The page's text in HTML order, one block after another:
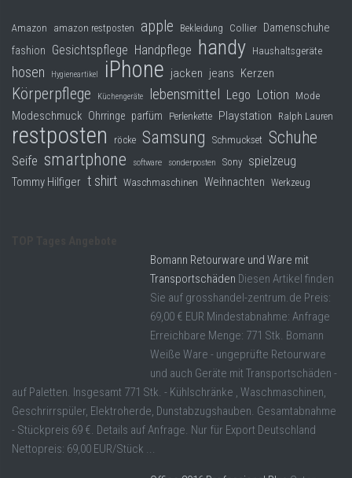
Amazon amazon restposten apple Bekleidung Collier Damenschuhe
fashion Gesichtspflege Handpflege handy Haushaltsgeräte
hosen Hygieneartikel iPhone jacken jeans Kerzen
Körperpflege Küchengeräte lebensmittel Lego Lotion Mode
Modeschmuck Ohrringe parfüm Perlenkette Playstation Ralph Lauren
restposten röcke Samsung Schmuckset Schuhe
Seife smartphone software sonderposten Sony spielzeug
Tommy Hilfiger t shirt Waschmaschinen Weihnachten Werkzeug
Bomann Retourware und Ware mit
Transportschäden Diesen Artikel finden
Sie auf grosshandel-zentrum.de Preis:
69,00 € EUR Mindestabnahme: Anfrage
Erreichbare Menge: 771 Stk. Bomann
Weiße Ware - ungeprüfte Retourware
und auch Geräte mit Transportschäden -
auf Paletten. Insgesamt 771 Stk. - Kühlschränke , Waschmaschinen,
Geschrirrspüler, Elektroherde, Dunstabzugshauben. Gesamtabnahme
- Stückpreis 69 €. Details auf Anfrage. Nur für Export Deutschland
Nettopreis: 69,00 EUR/Stück ...